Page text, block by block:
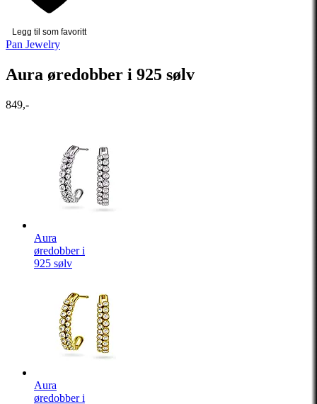
Legg til som favoritt
Pan Jewelry
Aura øredobber i 925 sølv
849,-
Aura
øredobber i
925 sølv
Aura
øredobber i